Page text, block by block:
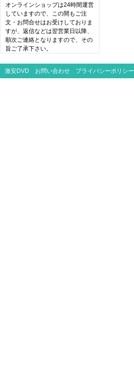
オンラインショップは24時間運営
していますので、この間もご注
文・お問合せはお受けしておりま
すが、返信などは翌営業日以降、
順次ご連絡となりますので、その
旨ご了承下さい。
激安DVD お問い合わせ プライバシーポリシー